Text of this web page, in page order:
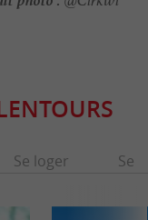
Se loger Se